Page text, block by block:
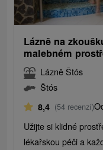
Lázně na
malebném
Lázně Štós
Štós
8,4 (54 recenzí)
Užijte si klidné
lékařskou péči a